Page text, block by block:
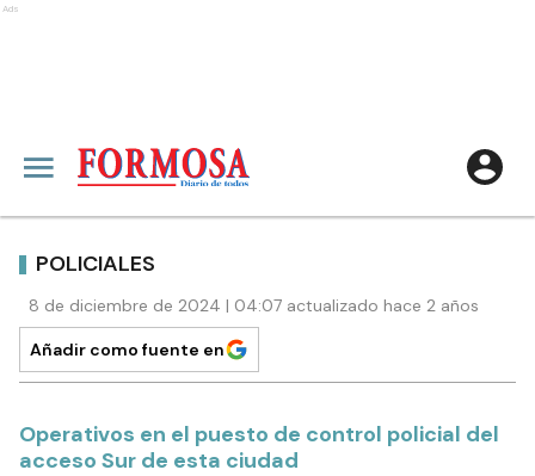
Ads
POLICIALES
8 de diciembre de 2024 | 04:07 actualizado hace 2 años
Añadir como fuente en
Operativos en el puesto de control policial del
acceso Sur de esta ciudad